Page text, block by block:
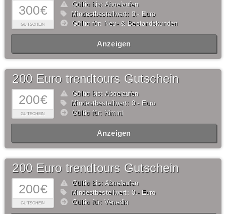
300€
GUTSCHEIN
Gültig bis: Abgelaufen
Mindestbestellwert: 0,- Euro
Gültig für: Neu- & Bestandskunden
Anzeigen
200€
GUTSCHEIN
200 Euro trendtours Gutschein
Gültig bis: Abgelaufen
Mindestbestellwert: 0,- Euro
Gültig für: Rimini
Anzeigen
200€
GUTSCHEIN
200 Euro trendtours Gutschein
Gültig bis: Abgelaufen
Mindestbestellwert: 0,- Euro
Gültig für: Venedig